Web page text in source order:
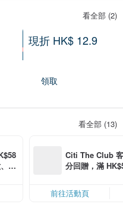
的紋理、觸感、感覺以及物理特
。
讓你清楚知道你所購買商品的真
證標誌)或是bluesign®認證。在輔
的物品，往下一個目的地前進。做
歲左右的女子，除了肩上揹的，手
走向公司的路上，準備開始一天的
，包包裡總是裝滿了書，正往補習
看全部 (2)
現折 HK$ 12.9
領取
看全部 (13)
日
Citi The Club
分回贈，滿
前往活動頁